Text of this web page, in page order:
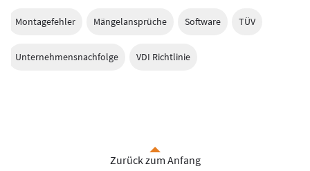
Montagefehler Mängelansprüche Software TÜV
Unternehmensnachfolge VDI Richtlinie
Zurück zum Anfang